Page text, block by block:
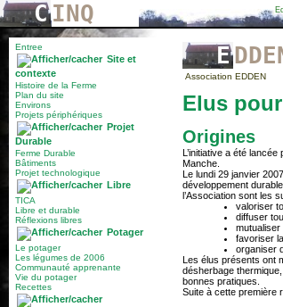
C INQ
Entree
Site et
contexte
Histoire de la Ferme
Plan du site
Environs
Projets périphériques
Projet
Durable
Ferme Durable
Bâtiments
Projet technologique
Libre
TICA
Libre et durable
Réflexions libres
Potager
Le potager
Les légumes de 2006
Communauté apprenante
Vie du potager
Recettes
Association EDDEN
Elus
Origines
L’initiative a été
Manche.
Le lundi 29 janvier
développement
l’Association sont les
valoriser
diffuser
mutualiser
favoriser
organiser
Les élus présents ont
désherbage
bonnes pratiques.
Suite à cette première